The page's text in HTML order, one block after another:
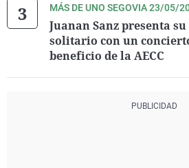
MÁS DE UNO SEGOVIA 23/05/
Juanan Sanz presenta
solitario con un
beneficio de la AECC